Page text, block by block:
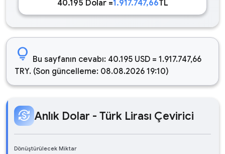
40.195 Dolar =1.917.747,66TL
lightbulb Bu sayfanın cevabı: 40.195 USD = 1.917.747,66
TRY. (Son güncelleme: 08.08.2026 19:10)
currency_exchange Anlık Dolar - Türk Lirası Çevirici
Dönüştürülecek Miktar